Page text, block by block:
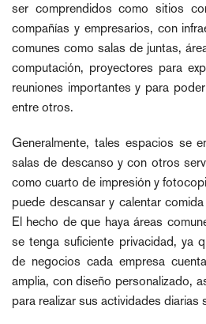
ser comprendidos como sitios
compañías y empresarios, con
comunes como salas de juntas,
computación, proyectores para
reuniones importantes y para
entre otros.
Generalmente, tales espacios se
salas de descanso y con otros
como cuarto de impresión y
puede descansar y calentar
El hecho de que haya áreas
se tenga suficiente privacidad, ya
de negocios cada empresa
amplia, con diseño personalizado,
para realizar sus actividades diarias